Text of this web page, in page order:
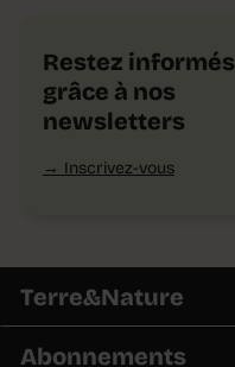
Restez informés
grâce à nos
newsletters
Inscrivez-vous
Terre&Nature
Abonnements